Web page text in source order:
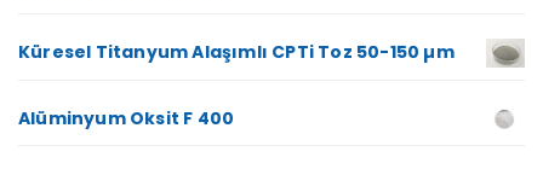
Küresel Titanyum Alaşımlı CPTi Toz 50-150 µm
Alüminyum Oksit F 400